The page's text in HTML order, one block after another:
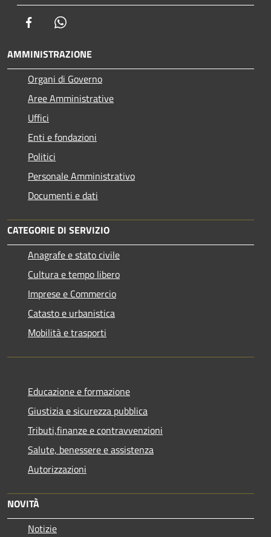
Facebook
AMMINISTRAZIONE
Organi di Governo
Aree Amministrative
Uffici
Enti e fondazioni
Politici
Personale Amministrativo
Documenti e dati
CATEGORIE DI SERVIZIO
Anagrafe e stato civile
Cultura e tempo libero
Imprese e Commercio
Catasto e urbanistica
Mobilità e trasporti
Educazione e formazione
Giustizia e sicurezza pubblica
Tributi,finanze e contravvenzioni
Salute, benessere e assistenza
Autorizzazioni
NOVITÀ
Notizie